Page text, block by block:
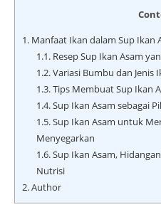
1. Manfaat Ikan dalam Sup Ikan
1.1.Resep Sup Ikan Asam
1.2.Variasi Bumbu dan Jenis
1.3.Tips Membuat Sup Ikan
1.4.Sup Ikan Asam sebagai
1.5.Sup Ikan Asam untuk
Menyegarkan
1.6.Sup Ikan Asam,
Nutrisi
2.Author